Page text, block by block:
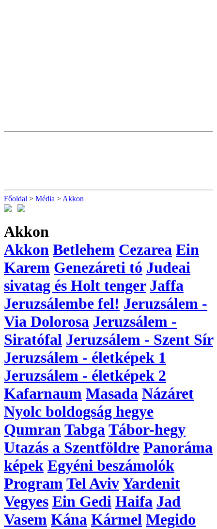
Főoldal > Média > Akkon
Akkon
Akkon Betlehem Cezarea Ein
Karem Genezáreti tó Judeai
sivatag és Holt tenger Jaffa
Jeruzsálembe fel! Jeruzsálem -
Via Dolorosa Jeruzsálem -
Siratófal Jeruzsálem - Szent Sír
Jeruzsálem - életképek 1
Jeruzsálem - életképek 2
Kafarnaum Masada Názáret
Nyolc boldogság hegye
Qumran Tabga Tábor-hegy
Utazás a Szentföldre Panoráma
képek Egyéni beszámolók
Program Tel AvivYardenit
Vegyes Ein Gedi Haifa Jad
Vasem Kána Kármel Megido